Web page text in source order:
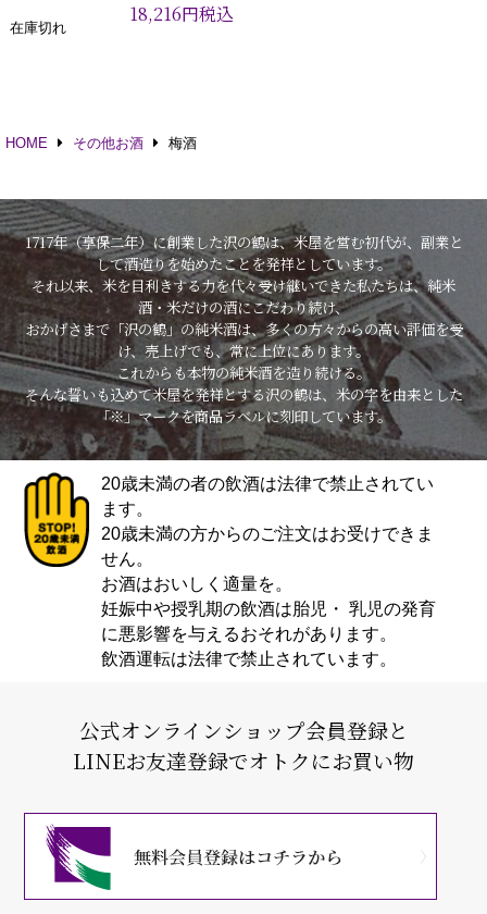
18,216円税込
在庫切れ
HOME その他お酒 梅酒
1717年（享保二年）に創業した沢の鶴は、米屋を営む初代が、副業と
して酒造りを始めたことを発祥としています。
それ以来、米を目利きする力を代々受け継いできた私たちは、純米
酒・米だけの酒にこだわり続け、
おかげさまで「沢の鶴」の純米酒は、多くの方々からの高い評価を受
け、売上げでも、常に上位にあります。
これからも本物の純米酒を造り続ける。
そんな誓いも込めて米屋を発祥とする沢の鶴は、米の字を由来とした
「※」マークを商品ラベルに刻印しています。
20歳未満の者の飲酒は法律で禁止されてい
ます。
20歳未満の方からのご注文はお受けできま
せん。
お酒はおいしく適量を。
妊娠中や授乳期の飲酒は胎児・ 乳児の発育
に悪影響を与えるおそれがあります。
飲酒運転は法律で禁止されています。
公式オンラインショップ会員登録と
LINEお友達登録でオトクにお買い物